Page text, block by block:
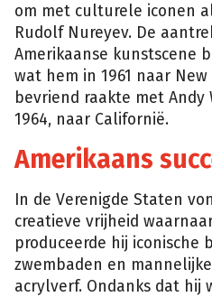
om met culturele iconen
Rudolf Nureyev. De
Amerikaanse kunstscene
wat hem in 1961 naar
bevriend raakte met Andy
1964, naar Californië.
Amerikaans
In de Verenigde Staten
creatieve vrijheid
produceerde hij iconische
zwembaden en
acrylverf. Ondanks dat hij